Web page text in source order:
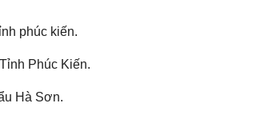
phúc kiến.
Phúc Kiến.
Hà Sơn.